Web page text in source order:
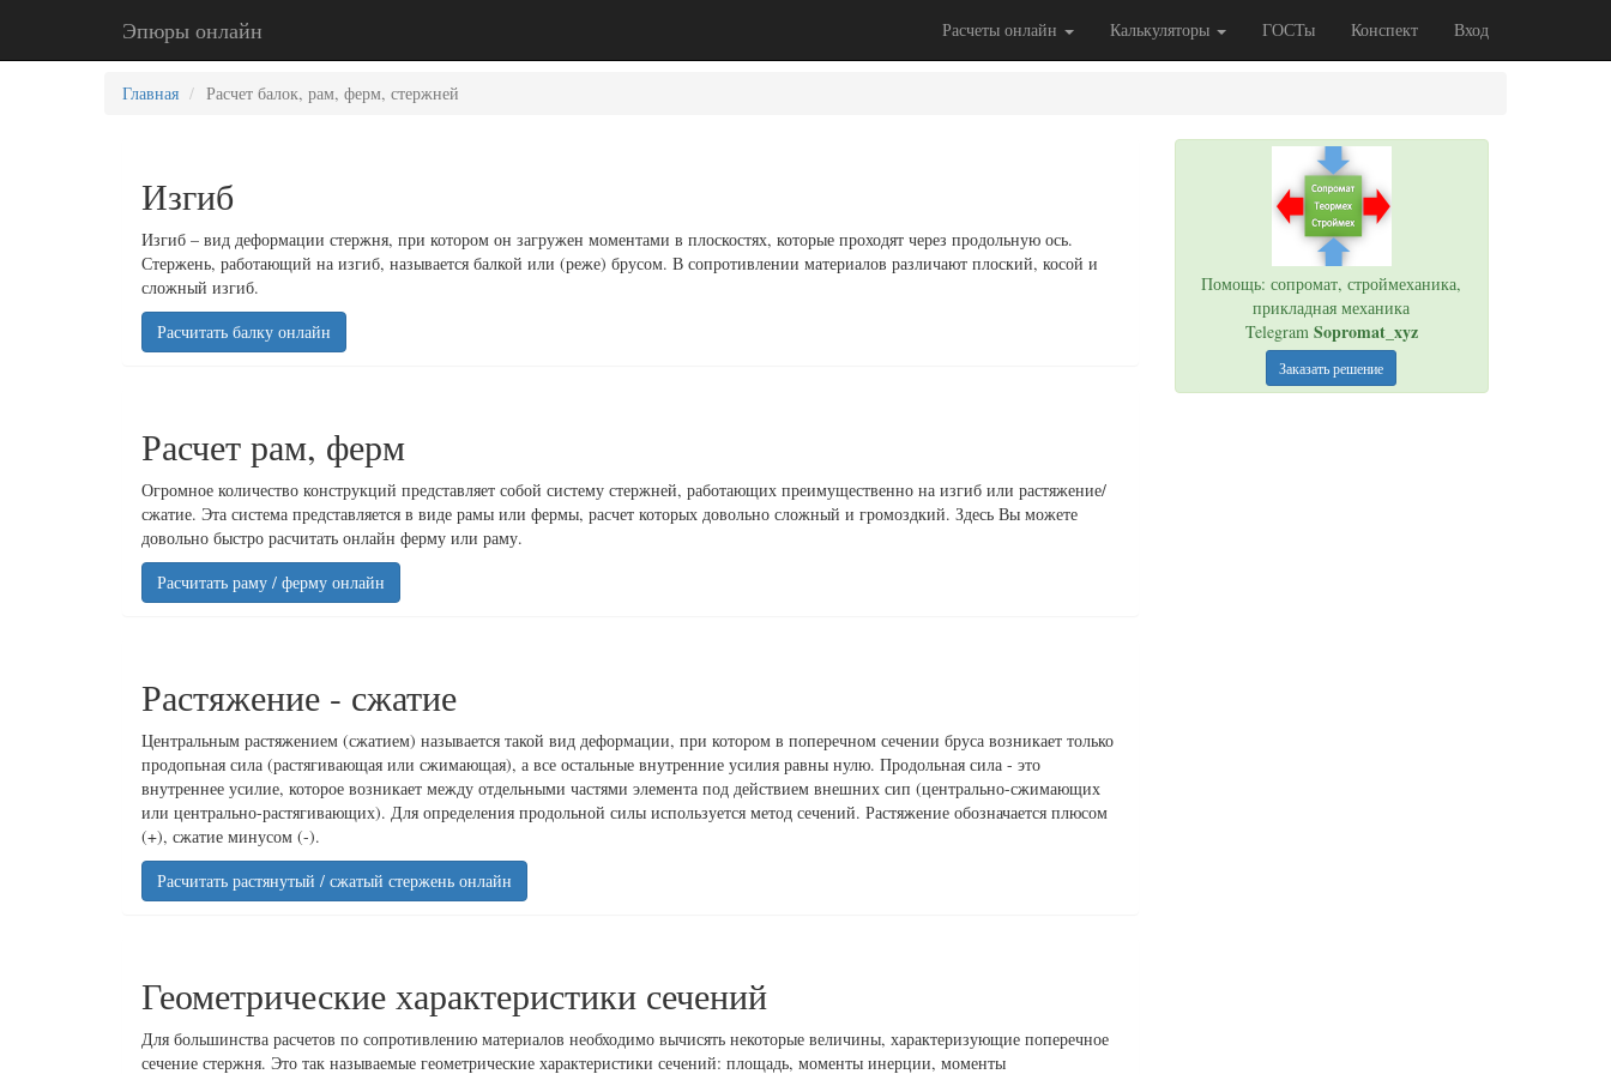
Эпюры онлайн Расчеты онлайн Калькуляторы ГОСТы Конспект Вход
Главная Расчет балок, рам, ферм, стержней
Изгиб
Изгиб – вид деформации стержня, при котором он загружен моментами в плоскостях, которые проходят через продольную ось.
Стержень, работающий на изгиб, называется балкой или (реже) брусом. В сопротивлении материалов различают плоский, косой и
сложный изгиб.
Расчитать балку онлайн
Расчет рам, ферм
Огромное количество конструкций представляет собой систему стержней, работающих преимущественно на изгиб или растяжение/
сжатие. Эта система представляется в виде рамы или фермы, расчет которых довольно сложный и громоздкий. Здесь Вы можете
довольно быстро расчитать онлайн ферму или раму.
Расчитать раму / ферму онлайн
Растяжение - сжатие
Центральным растяжением (сжатием) называется такой вид деформации, при котором в поперечном сечении бруса возникает только
продопьная сила (растягивающая или сжимающая), а все остальные внутренние усилия равны нулю. Продольная сила - это
внутреннее усилие, которое возникает между отдельными частями элемента под действием внешних сип (центрально-сжимающих
или центрально-растягивающих). Для определения продольной силы используется метод сечений. Растяжение обозначается плюсом
(+), сжатие минусом (-).
Расчитать растянутый / сжатый стержень онлайн
Геометрические характеристики сечений
Для большинства расчетов по сопротивлению материалов необходимо вычисять некоторые величины, характеризующие поперечное
сечение стержня. Это так называемые геометрические характеристики сечений: площадь, моменты инерции, моменты
Помощь: сопромат, строймеханика,
прикладная механика
Telegram Sopromat_xyz
Заказать решение